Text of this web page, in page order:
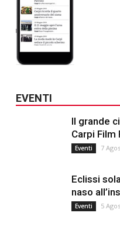
EVENTI
Il grande
Carpi Film
Eventi 7
Eclissi
naso
Eventi 5